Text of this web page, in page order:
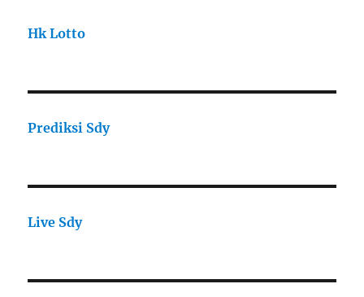
Hk Lotto
Prediksi Sdy
Live Sdy